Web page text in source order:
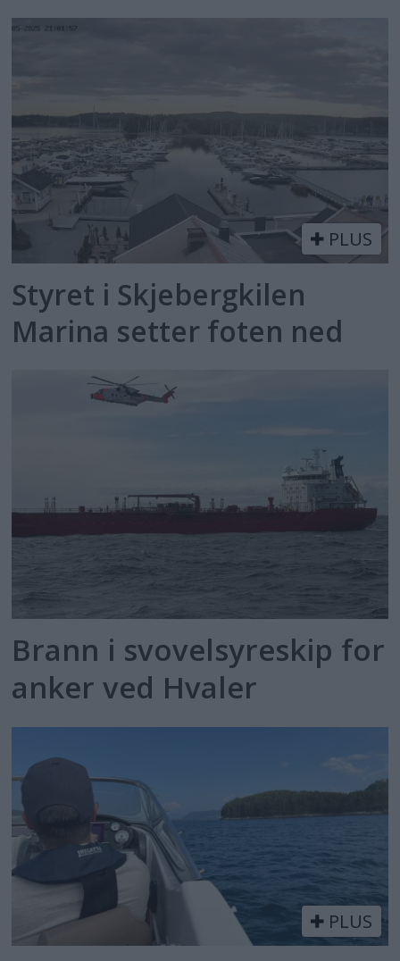
PLUS
Styret i Skjebergkilen
Marina setter foten ned
Brann i svovelsyreskip for
anker ved Hvaler
PLUS